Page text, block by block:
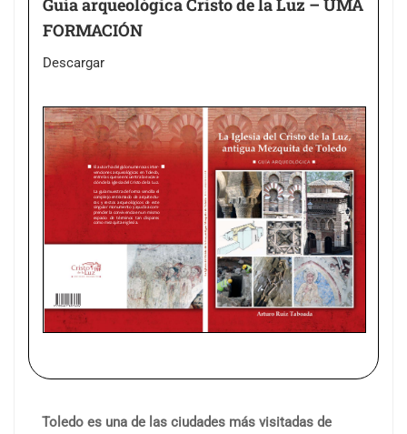
FORMACIÓN
Descargar
Toledo es una de las ciudades más visitadas de